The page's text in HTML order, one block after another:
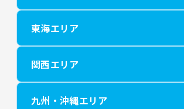
東海エリア
関西エリア
九州・沖縄エリア